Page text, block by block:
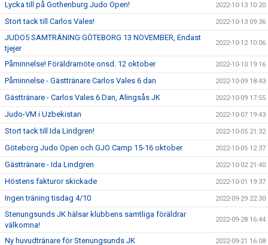
Lycka till på Gothenburg Judo Open! 2022-10-13 10:20
Stort tack till Carlos Vales! 2022-10-13 09:36
JUDO5 SAMTRÄNING GÖTEBORG 13 NOVEMBER, Endast
tjejer
2022-10-12 10:06
Påminnelse! Föräldramöte onsd. 12 oktober 2022-10-10 19:16
Påminnelse - Gästtränare Carlos Vales 6 dan 2022-10-09 18:43
Gästtränare - Carlos Vales 6 Dan, Alingsås JK 2022-10-09 17:55
Judo-VM i Uzbekistan 2022-10-07 19:43
Stort tack till Ida Lindgren! 2022-10-05 21:32
Göteborg Judo Open och GJO Camp 15-16 oktober 2022-10-05 12:37
Gästtränare - Ida Lindgren 2022-10-02 21:40
Höstens fakturor skickade 2022-10-01 19:37
Ingen träning tisdag 4/10 2022-09-29 22:30
Stenungsunds JK hälsar klubbens samtliga föräldrar
välkomna!
2022-09-28 16:44
Ny huvudtränare för Stenungsunds JK 2022-09-21 16:08